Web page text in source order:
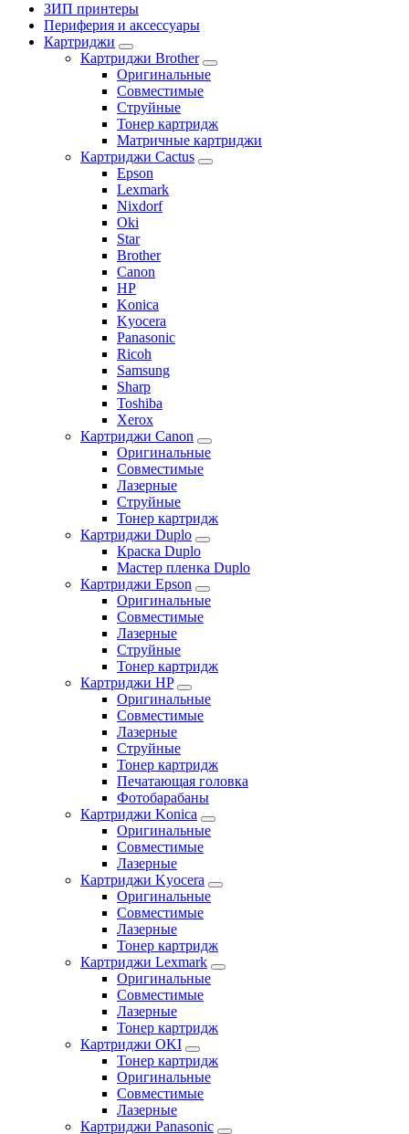
ЗИП принтеры
Периферия и аксессуары
Картриджи
Картриджи Brother
Оригинальные
Совместимые
Струйные
Тонер картридж
Матричные картриджи
Картриджи Cactus
Epson
Lexmark
Nixdorf
Oki
Star
Brother
Canon
HP
Konica
Kyocera
Panasonic
Ricoh
Samsung
Sharp
Toshiba
Xerox
Картриджи Canon
Оригинальные
Совместимые
Лазерные
Струйные
Тонер картридж
Картриджи Duplo
Краска Duplo
Мастер пленка Duplo
Картриджи Epson
Оригинальные
Совместимые
Лазерные
Струйные
Тонер картридж
Картриджи HP
Оригинальные
Совместимые
Лазерные
Струйные
Тонер картридж
Печатающая головка
Фотобарабаны
Картриджи Konica
Оригинальные
Совместимые
Лазерные
Картриджи Kyocera
Оригинальные
Совместимые
Лазерные
Тонер картридж
Картриджи Lexmark
Оригинальные
Совместимые
Лазерные
Тонер картридж
Картриджи OKI
Тонер картридж
Оригинальные
Совместимые
Лазерные
Картриджи Panasonic